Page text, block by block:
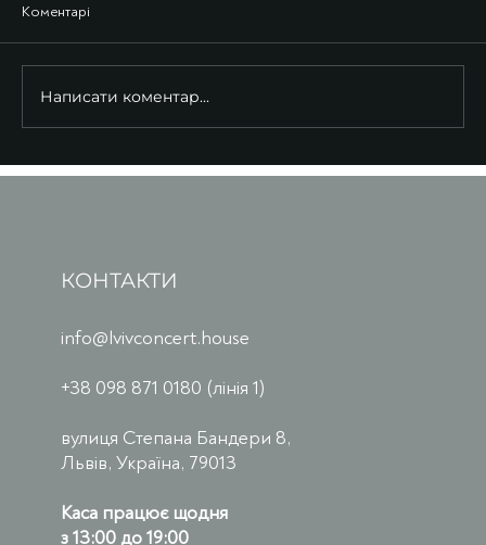
Коментарі
Написати коментар...
КОНТАКТИ
info@lvivconcert.house
+38 098 871 0180 (лінія 1)
вулиця Степана Бандери 8,
Львів, Україна, 79013
Каса працює щодня
з 13:00 до 19:00